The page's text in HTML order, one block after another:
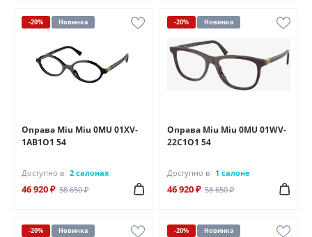
-20% Новинка
Оправа Miu Miu 0MU 01XV-
1AB1O1 54
Доступно в 2 салонах
46 920 ₽ 58 650 ₽
-20% Новинка
Оправа Miu Miu 0MU 01WV-
22C1O1 54
Доступно в 1 салоне
46 920 ₽ 58 650 ₽
-20% Новинка -20% Новинка